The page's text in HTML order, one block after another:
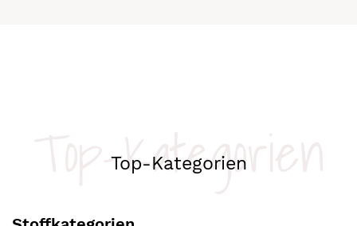
Top-Kategorien
Top-Kategorien